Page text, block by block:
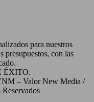
para nuestros
presupuestos, con las
ÉXITO.
– Valor New Media /